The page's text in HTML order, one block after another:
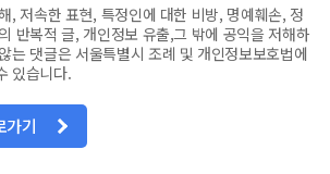
, 저속한 표현, 특정인에 대한 비방, 명예훼손, 정
반복적 글, 개인정보 유출,그 밖에 공익을 저해하
는 댓글은 서울특별시 조례 및 개인정보보호법에
있습니다.
가기